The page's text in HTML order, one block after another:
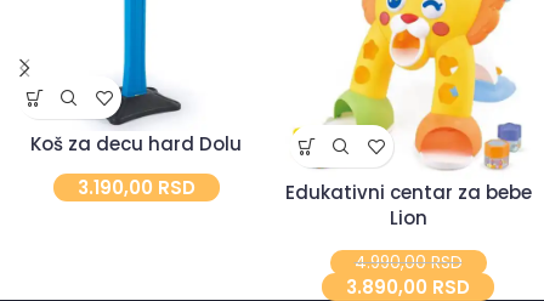
Koš za decu hard Dolu
3.190,00 RSD
Edukativni centar za bebe
Lion
4.990,00RSD
3.890,00 RSD